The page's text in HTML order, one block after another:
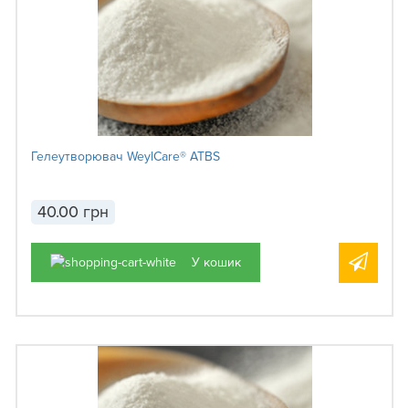
Гелеутворювач WeylCare® ATBS
40.00 грн
У кошик